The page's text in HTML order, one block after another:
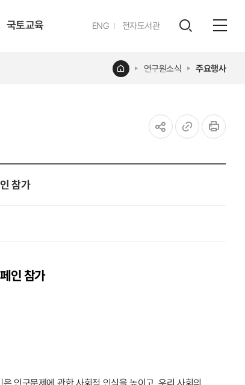
국토교육 ENG영문전자도서관
레이어
홈 연구원소식 주요행사
참가
인 참가